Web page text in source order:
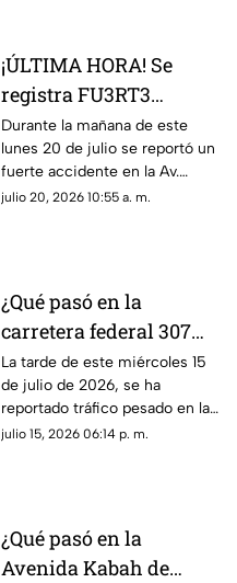
¡ÚLTIMA HORA! Se
registra FU3RT3
accidente en la Av.
Kabah en Cancún HOY
20 de julio; hay
lesionados
Durante la mañana de este
lunes 20 de julio se reportó un
fuerte accidente en la Av.
Kabah en Cancún. De manera
julio 20, 2026 10:55 a. m.
¿Qué pasó en la
carretera federal 307
tramo Cancún-Playa
del Carmen? Reportan
tráfico pesado la tarde
de HOY, miércoles 15 de
La tarde de este miércoles 15
de julio de 2026, se ha
reportado tráfico pesado en la
carretera federal 307 tramo
julio 15, 2026 06:14 p. m.
¿Qué pasó en la
Avenida Kabah de